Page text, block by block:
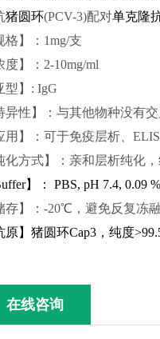
猪圆环(PCV-3)配对单克隆
格】：1mg/支
度】：2-10mg/ml
型】: IgG
异性】：与其他物种没有
用】：可于免疫层析、
化方式】：亲和层析纯化
】：
PBS, pH 7.4, 0.09
存】：-20℃，避免反复冻融
原】猪圆环Cap3，纯度
在线咨询